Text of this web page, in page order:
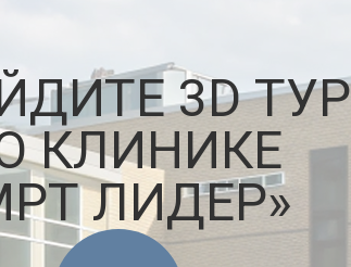
3D ТУР
КЛИНИКЕ
ЛИДЕР»